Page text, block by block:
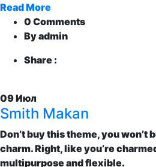
Read More
0 Comments
By admin
Share :
09Июл
Smith Makan
Don’t buy this theme, you won’t
charm. Right, like you’re
multipurpose and flexible.